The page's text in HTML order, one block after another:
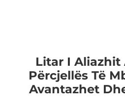
Litar I Aliazhit
Përcjellës Të
Avantazhet